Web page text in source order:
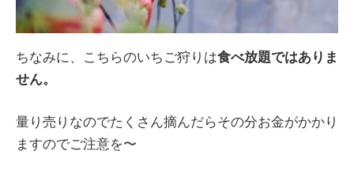
ちなみに、こちらのいちご狩りは食べ放題ではありま
せん。
量り売りなのでたくさん摘んだらその分お金がかかり
ますのでご注意を〜